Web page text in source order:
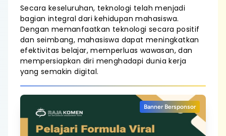
Secara keseluruhan, teknologi telah menjadi
bagian integral dari kehidupan mahasiswa.
Dengan memanfaatkan teknologi secara positif
dan seimbang, mahasiswa dapat meningkatkan
efektivitas belajar, memperluas wawasan, dan
mempersiapkan diri menghadapi dunia kerja
yang semakin digital.
Banner Bersponsor